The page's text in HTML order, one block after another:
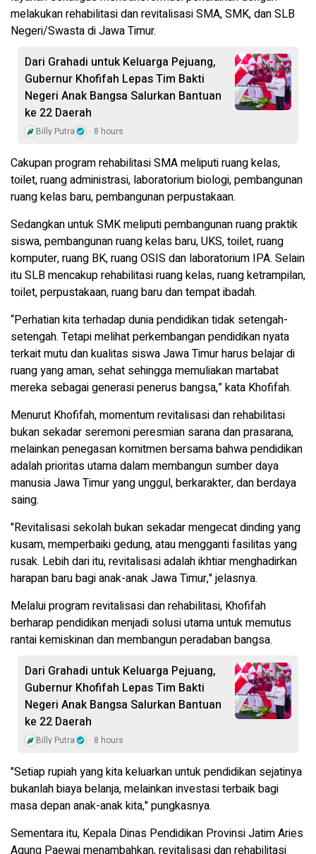
melakukan rehabilitasi dan revitalisasi SMA, SMK, dan SLB
Negeri/Swasta di Jawa Timur.
Dari Grahadi untuk Keluarga Pejuang,
Gubernur Khofifah Lepas Tim Bakti
Negeri Anak Bangsa Salurkan Bantuan
ke 22 Daerah
Billy Putra 8 hours
Cakupan program rehabilitasi SMA meliputi ruang kelas,
toilet, ruang administrasi, laboratorium biologi, pembangunan
ruang kelas baru, pembangunan perpustakaan.
Sedangkan untuk SMK meliputi pembangunan ruang praktik
siswa, pembangunan ruang kelas baru, UKS, toilet, ruang
komputer, ruang BK, ruang OSIS dan laboratorium IPA. Selain
itu SLB mencakup rehabilitasi ruang kelas, ruang ketrampilan,
toilet, perpustakaan, ruang baru dan tempat ibadah.
“Perhatian kita terhadap dunia pendidikan tidak setengah-
setengah. Tetapi melihat perkembangan pendidikan nyata
terkait mutu dan kualitas siswa Jawa Timur harus belajar di
ruang yang aman, sehat sehingga memuliakan martabat
mereka sebagai generasi penerus bangsa,” kata Khofifah.
Menurut Khofifah, momentum revitalisasi dan rehabilitasi
bukan sekadar seremoni peresmian sarana dan prasarana,
melainkan penegasan komitmen bersama bahwa pendidikan
adalah prioritas utama dalam membangun sumber daya
manusia Jawa Timur yang unggul, berkarakter, dan berdaya
saing.
"Revitalisasi sekolah bukan sekadar mengecat dinding yang
kusam, memperbaiki gedung, atau mengganti fasilitas yang
rusak. Lebih dari itu, revitalisasi adalah ikhtiar menghadirkan
harapan baru bagi anak-anak Jawa Timur," jelasnya.
Melalui program revitalisasi dan rehabilitasi, Khofifah
berharap pendidikan menjadi solusi utama untuk memutus
rantai kemiskinan dan membangun peradaban bangsa.
Dari Grahadi untuk Keluarga Pejuang,
Gubernur Khofifah Lepas Tim Bakti
Negeri Anak Bangsa Salurkan Bantuan
ke 22 Daerah
Billy Putra 8 hours
"Setiap rupiah yang kita keluarkan untuk pendidikan sejatinya
bukanlah biaya belanja, melainkan investasi terbaik bagi
masa depan anak-anak kita," pungkasnya.
Sementara itu, Kepala Dinas Pendidikan Provinsi Jatim Aries
Agung Paewai menambahkan, revitalisasi dan rehabilitasi